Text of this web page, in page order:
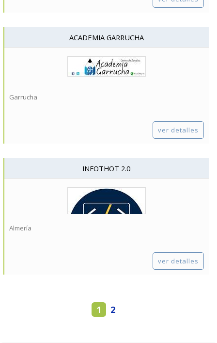
ACADEMIA GARRUCHA
Garrucha
ver detalles
INFOTHOT 2.0
Almería
ver detalles
1 2